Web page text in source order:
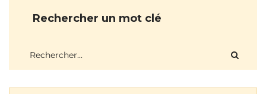
Rechercher un mot clé